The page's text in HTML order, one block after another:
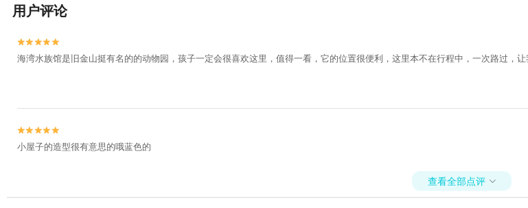
用户评论


海湾水族馆是旧金山挺有名的的动物园，孩子一定会很喜欢这里，值得一看，它的位置很便利，这里本不在行程中，一次路过，让


小屋子的造型很有意思的哦蓝色的
查看全部点评 